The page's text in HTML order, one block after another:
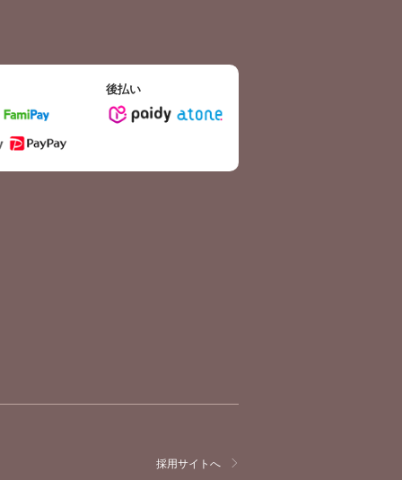
後払い
採用サイトへ